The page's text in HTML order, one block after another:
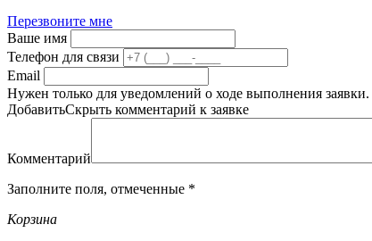
Перезвоните мне
Ваше имя
Телефон для связи
Email
Нужен только для уведомлений о ходе выполнения заявки.
ДобавитьСкрыть комментарий к заявке
Комментарий
Заполните поля, отмеченные *
Корзина